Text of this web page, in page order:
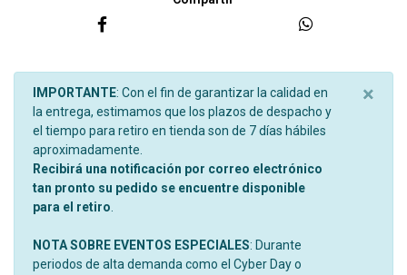
IMPORTANTE: Con el fin de garantizar la calidad en
la entrega, estimamos que los plazos de despacho y
el tiempo para retiro en tienda son de 7 días hábiles
aproximadamente.
Recibirá una notificación por correo electrónico
tan pronto su pedido se encuentre disponible
para el retiro
NOTA SOBRE EVENTOS ESPECIALES: Durante
periodos de alta demanda como el Cyber Day o
×